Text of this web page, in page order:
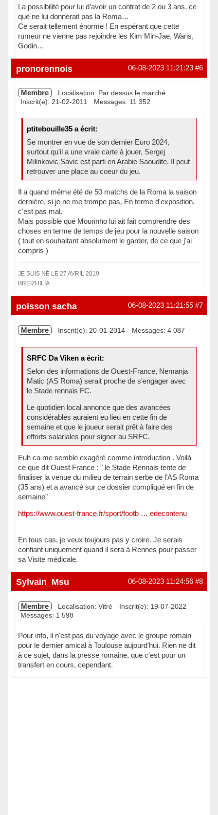
La possibilité pour lui d’avoir un contrat de 2 ou 3 ans, ce
que ne lui donnerait pas la Roma…
Ce serait tellement énorme ! En espérant que cette
rumeur ne vienne pas rejoindre les Kim Min-Jae, Waris,
Godin…
Hors ligne #6
06-08-2023 11:21:23
pronorennois
Membre
Localisation: Par dessus le marché
Inscrit(e): 21-02-2011
Messages: 11 352
ptitebouille35 a écrit:
Se montrer en vue de son dernier Euro 2024,
surtout qu'il a une vraie carte à jouer, Sergej
Milinkovic Savic est parti en Arabie Saoudite. Il peut
retrouver une place au coeur du jeu.
Il a quand même été de 50 matchs de la Roma la saison
dernière, si je ne me trompe pas. En terme d'exposition,
c'est pas mal.
Mais possible que Mourinho lui ait fait comprendre des
choses en terme de temps de jeu pour la nouvelle saison
( tout en souhaitant absolument le garder, de ce que j'ai
compris )
JE SUIS NÉ LE 27 AVRIL 2019
BREIZHILIA
Hors ligne #7
06-08-2023 11:21:55
poisson sacha
Membre Inscrit(e): 20-01-2014 Messages: 4 087
SRFC Da Viken a écrit:
Selon des informations de Ouest-France, Nemanja
Matic (AS Roma) serait proche de s'engager avec
le Stade rennais FC.
Le quotidien local annonce que des avancées
considérables auraient eu lieu en cette fin de
semaine et que le joueur serait prêt à faire des
efforts salariales pour signer au SRFC.
Euh ca me semble exagéré comme introduction . Voilà
ce que dit Ouest France : " le Stade Rennais tente de
finaliser la venue du milieu de terrain serbe de l’AS Roma
(35 ans) et a avancé sur ce dossier compliqué en fin de
semaine"
https://www.ouest-france.fr/sport/footb … edecontenu
En tous cas, je veux toujours pas y croire. Je serais
confiant uniquement quand il sera à Rennes pour passer
sa Visite médicale.
Hors ligne #8
06-08-2023 11:24:56
Sylvain_Msu
Membre Localisation: Vitré
Inscrit(e): 19-07-2022
Messages: 1 598
Pour info, il n'est pas du voyage avec le groupe romain
pour le dernier amical à Toulouse aujourd'hui. Rien ne dit
à ce sujet, dans la presse romaine, que c'est pour un
transfert en cours, cependant.